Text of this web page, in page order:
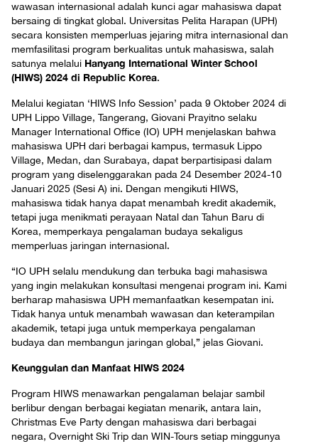
wawasan internasional adalah kunci agar mahasiswa dapat
bersaing di tingkat global. Universitas Pelita Harapan (UPH)
secara konsisten memperluas jejaring mitra internasional dan
memfasilitasi program berkualitas untuk mahasiswa, salah
satunya melalui Hanyang International Winter School
(HIWS) 2024 di Republic Korea.
Melalui kegiatan ‘HIWS Info Session’ pada 9 Oktober 2024 di
UPH Lippo Village, Tangerang, Giovani Prayitno selaku
Manager International Office (IO) UPH menjelaskan bahwa
mahasiswa UPH dari berbagai kampus, termasuk Lippo
Village, Medan, dan Surabaya, dapat berpartisipasi dalam
program yang diselenggarakan pada 24 Desember 2024-10
Januari 2025 (Sesi A) ini. Dengan mengikuti HIWS,
mahasiswa tidak hanya dapat menambah kredit akademik,
tetapi juga menikmati perayaan Natal dan Tahun Baru di
Korea, memperkaya pengalaman budaya sekaligus
memperluas jaringan internasional.
“IO UPH selalu mendukung dan terbuka bagi mahasiswa
yang ingin melakukan konsultasi mengenai program ini. Kami
berharap mahasiswa UPH memanfaatkan kesempatan ini.
Tidak hanya untuk menambah wawasan dan keterampilan
akademik, tetapi juga untuk memperkaya pengalaman
budaya dan membangun jaringan global,” jelas Giovani.
Keunggulan dan Manfaat HIWS 2024
Program HIWS menawarkan pengalaman belajar sambil
berlibur dengan berbagai kegiatan menarik, antara lain,
Christmas Eve Party dengan mahasiswa dari berbagai
negara, Overnight Ski Trip dan WIN-Tours setiap minggunya